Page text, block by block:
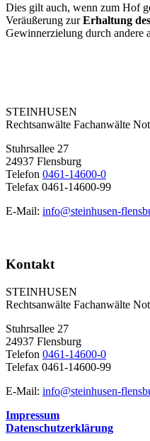
Dies gilt auch, wenn zum Hof
Veräußerung zurErhaltung
Gewinnerzielung durch andere
STEINHUSEN
Rechtsanwälte Fachanwälte
Stuhrsallee 27
24937 Flensburg
Telefon 0461-14600-0
Telefax 0461-14600-99
E-Mail: info@steinhusen-
Kontakt
STEINHUSEN
Rechtsanwälte Fachanwälte
Stuhrsallee 27
24937 Flensburg
Telefon 0461-14600-0
Telefax 0461-14600-99
E-Mail: info@steinhusen-
Impressum
Datenschutzerklärung